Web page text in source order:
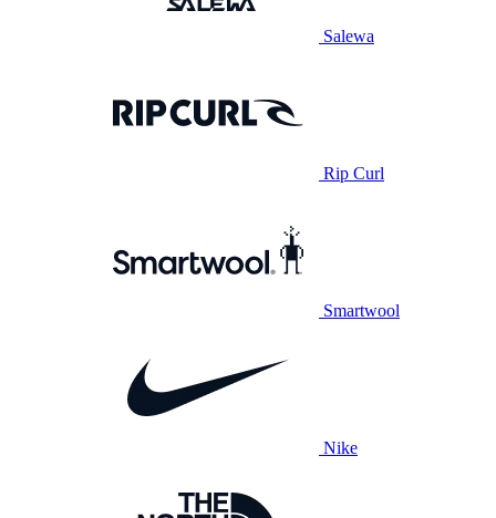
Salewa
Rip Curl
Smartwool
Nike